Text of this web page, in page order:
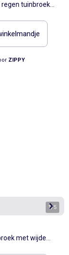
regen tuinbroek
ZIPPY
1/5
met wijde